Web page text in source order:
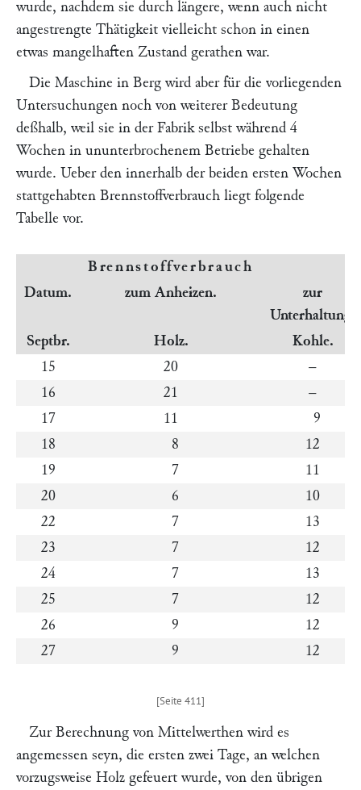
wurde, nachdem sie durch längere, wenn auch nicht
angestrengte Thätigkeit vielleicht schon in einen
etwas mangelhaften Zustand gerathen war.
Die Maschine in Berg wird aber für die vorliegenden
Untersuchungen noch von weiterer Bedeutung
deßhalb, weil sie in der Fabrik selbst während 4
Wochen in ununterbrochenem Betriebe gehalten
wurde. Ueber den innerhalb der beiden ersten Wochen
stattgehabten Brennstoffverbrauch liegt folgende
Tabelle vor.
Brennstoffverbrauch
Datum.
zum Anheizen.
zur
Unterhaltung.
Septbr.
Holz.
Kohle.
15
20
–
16
21
–
17
11
9
18
8
12
19
7
11
20
6
10
22
7
13
23
7
12
24
7
13
25
7
12
26
9
12
27
9 12
Zur Berechnung von Mittelwerthen wird es
angemessen seyn, die ersten zwei Tage, an welchen
vorzugsweise Holz gefeuert wurde, von den übrigen